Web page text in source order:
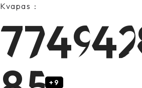
Kvapas
+9